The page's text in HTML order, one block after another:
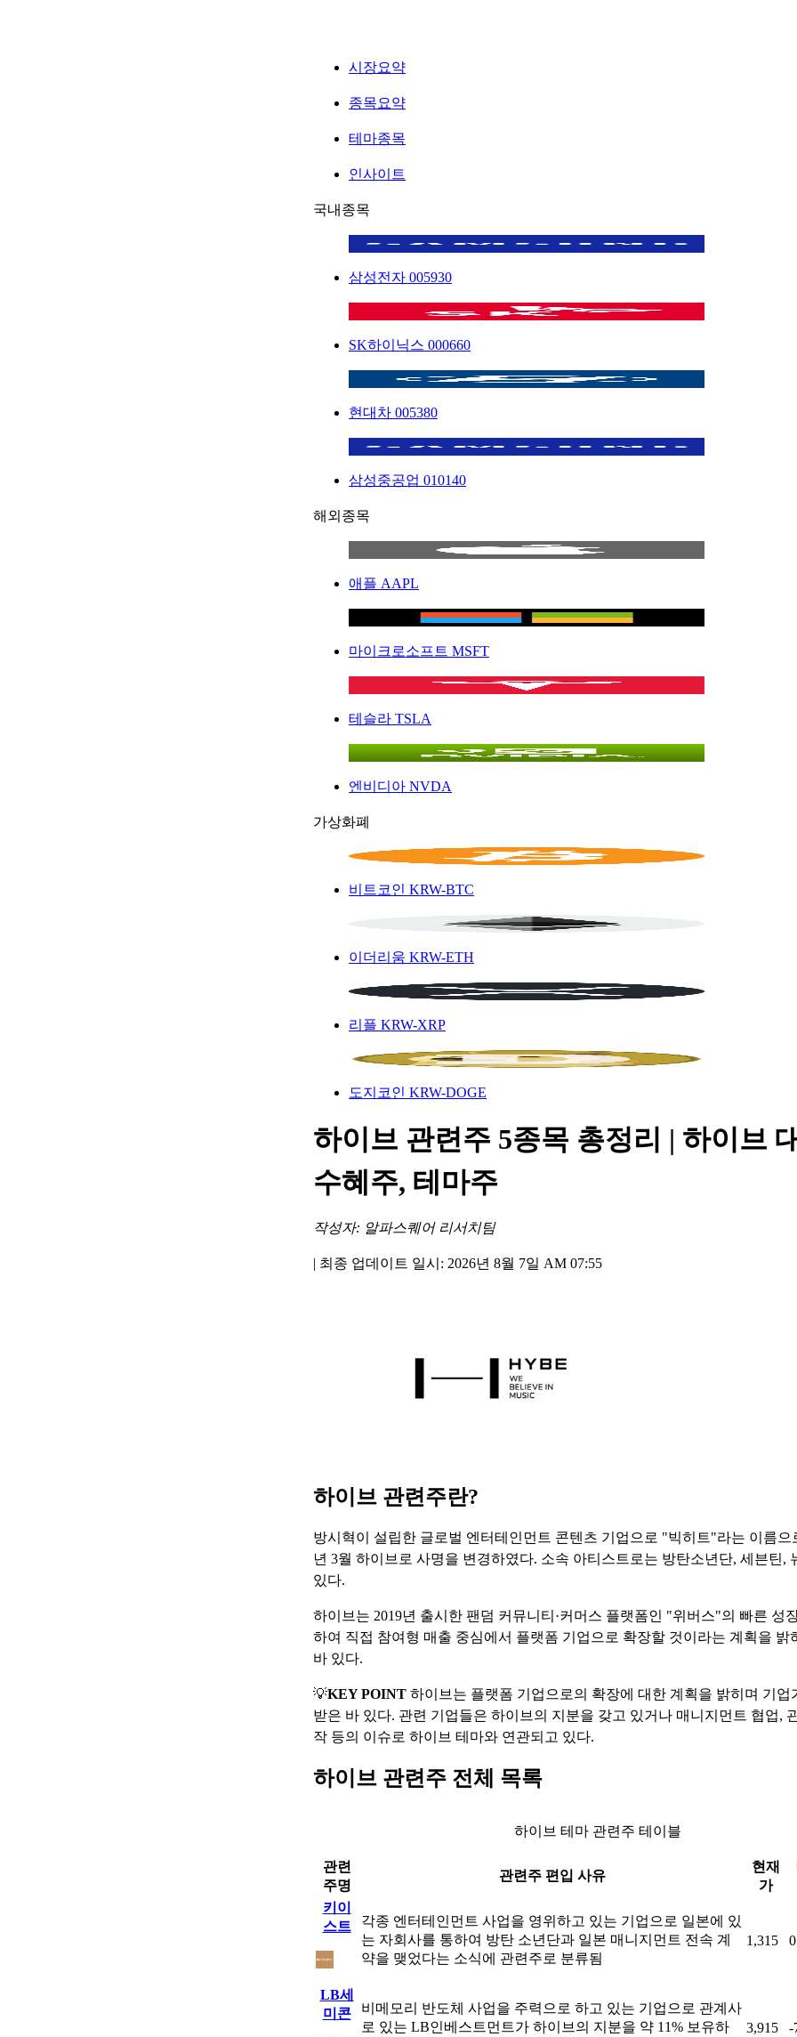
시장요약
종목요약
테마종목
인사이트
국내종목
삼성전자 005930
SK하이닉스 000660
현대차 005380
삼성중공업 010140
해외종목
애플 AAPL
마이크로소프트 MSFT
테슬라 TSLA
엔비디아 NVDA
가상화폐
비트코인 KRW-BTC
이더리움 KRW-ETH
리플 KRW-XRP
도지코인 KRW-DOGE
하이브 관련주 5종목 총정리 | 하이브
수혜주, 테마주
작성자: 알파스퀘어 리서치팀
| 최종 업데이트 일시: 2026년 8월 7일 AM 07:55
하이브 관련주란?
방시혁이 설립한 글로벌 엔터테인먼트 콘텐츠 기업으로 "빅히트"라는 이름으
년 3월 하이브로 사명을 변경하였다. 소속 아티스트로는 방탄소년단, 세븐틴,
있다.
하이브는 2019년 출시한 팬덤 커뮤니티·커머스 플랫폼인 "위버스"의 빠른 성
하여 직접 참여형 매출 중심에서 플랫폼 기업으로 확장할 것이라는 계획을 밝
바 있다.
💡KEY POINT 하이브는 플랫폼 기업으로의 확장에 대한 계획을 밝히며 기업
받은 바 있다. 관련 기업들은 하이브의 지분을 갖고 있거나 매니지먼트 협업,
작 등의 이슈로 하이브 테마와 연관되고 있다.
하이브 관련주 전체 목록
하이브 테마 관련주 테이블
관련
주명
관련주 편입 사유
현재
가
키이
스트
각종 엔터테인먼트 사업을 영위하고 있는 기업으로 일본에 있
는 자회사를 통하여 방탄 소년단과 일본 매니지먼트 전속 계
약을 맺었다는 소식에 관련주로 분류됨
1,315
LB세
미콘
비메모리 반도체 사업을 주력으로 하고 있는 기업으로 관계사
로 있는 LB인베스트먼트가 하이브의 지분을 약 11% 보유하
3,915 -